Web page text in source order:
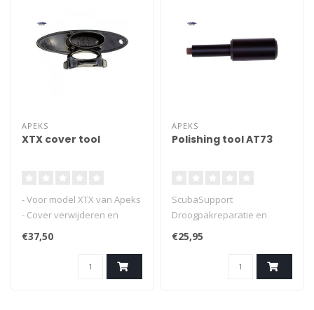
APEKS
XTX cover tool
- Voor model XTX van Apeks
- Cover verwijderen en
afstellen
€37,50
APEKS
Polishing tool AT73
ScubaSupport
Droogpakreparatie en
servicetools
€25,95